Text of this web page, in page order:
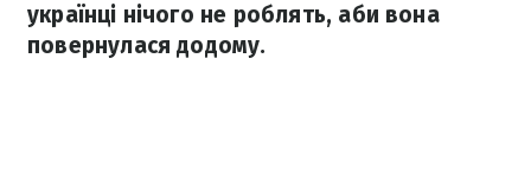
українці нічого не роблять, аби вона
повернулася додому.